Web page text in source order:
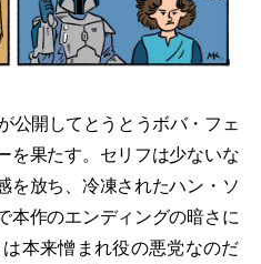
公開してとうとうボバ・フェ
を果たす。セリフは少ないな
を放ち、冷凍されたハン・ソ
本作のエンディングの暗さに
本来憎まれ役の悪党なのだ